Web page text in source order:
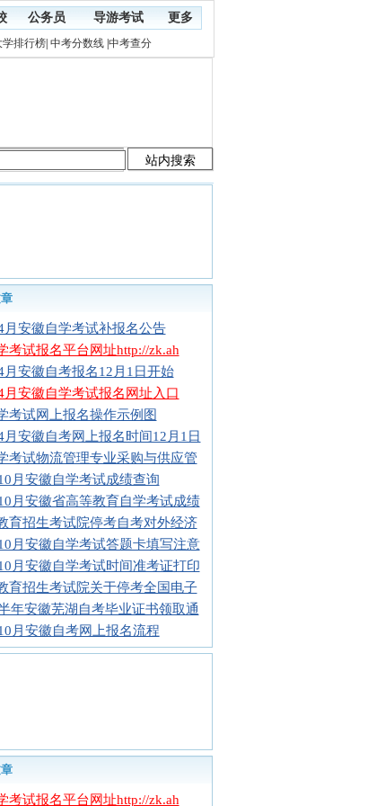
公务员 导游考试 更多
学排行榜| 中考分数线| 中考查分
月安徽自学考试补报名公告
考试报名平台网址http://zk.ah
月安徽自考报名12月1日开始
月安徽自学考试报名网址入口
考试网上报名操作示例图
月安徽自考网上报名时间12月1日
考试物流管理专业采购与供应管
月安徽自学考试成绩查询
月安徽省高等教育自学考试成绩
育招生考试院停考自考对外经济
月安徽自学考试答题卡填写注意
月安徽自学考试时间准考证打印
育招生考试院关于停考全国电子
年安徽芜湖自考毕业证书领取通
月安徽自考网上报名流程
考试报名平台网址http://zk.ah